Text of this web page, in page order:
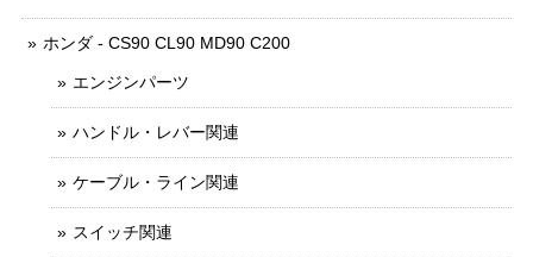
ホンダ - CS90 CL90 MD90 C200
エンジンパーツ
ハンドル・レバー関連
ケーブル・ライン関連
スイッチ関連